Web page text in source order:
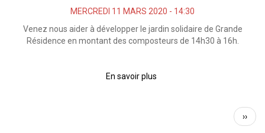
MERCREDI 11 MARS 2020 - 14:30
Venez nous aider à développer le jardin solidaire de Grande
Résidence en montant des composteurs de 14h30 à 16h.
En savoir plus
Page
››